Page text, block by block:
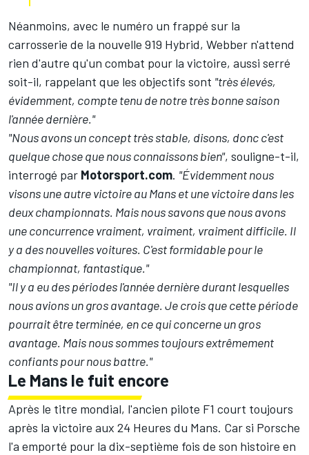
Néanmoins, avec le numéro un frappé sur la
carrosserie de la nouvelle 919 Hybrid, Webber n'attend
rien d'autre qu'un combat pour la victoire, aussi serré
soit-il, rappelant que les objectifs sont "très élevés,
évidemment, compte tenu de notre très bonne saison
l'année dernière."
"Nous avons un concept très stable, disons, donc c'est
quelque chose que nous connaissons bien", souligne-t-il,
interrogé par Motorsport.com. "Évidemment nous
visons une autre victoire au Mans et une victoire dans les
deux championnats. Mais nous savons que nous avons
une concurrence vraiment, vraiment, vraiment difficile. Il
y a des nouvelles voitures. C'est formidable pour le
championnat, fantastique."
"Il y a eu des périodes l'année dernière durant lesquelles
nous avions un gros avantage. Je crois que cette période
pourrait être terminée, en ce qui concerne un gros
avantage. Mais nous sommes toujours extrêmement
confiants pour nous battre."
Le Mans le fuit encore
Après le titre mondial, l'ancien pilote F1 court toujours
après la victoire aux 24 Heures du Mans. Car si Porsche
l'a emporté pour la dix-septième fois de son histoire en